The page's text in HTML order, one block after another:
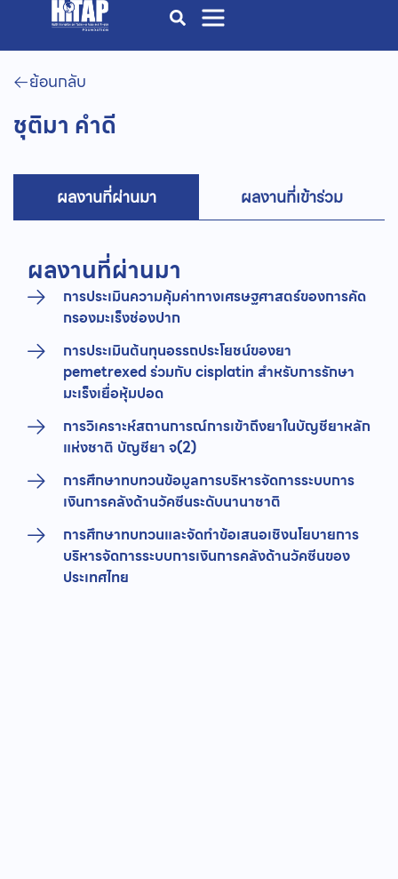
ย้อนกลับ
ชุติมา คำดี
ผลงานที่ผ่านมา ผลงานที่เข้าร่วม
ผลงานที่ผ่านมา
การประเมินความคุ้มค่าทางเศรษฐศาสตร์ของการคัด
กรองมะเร็งช่องปาก
การประเมินต้นทุนอรรถประโยชน์ของยา
pemetrexed ร่วมกับ cisplatin สำหรับการรักษา
มะเร็งเยื่อหุ้มปอด
การวิเคราะห์สถานการณ์การเข้าถึงยาในบัญชียาหลัก
แห่งชาติ บัญชียา จ(2)
การศึกษาทบทวนข้อมูลการบริหารจัดการระบบการ
เงินการคลังด้านวัคซีนระดับนานาชาติ
การศึกษาทบทวนและจัดทำข้อเสนอเชิงนโยบายการ
บริหารจัดการระบบการเงินการคลังด้านวัคซีนของ
ประเทศไทย